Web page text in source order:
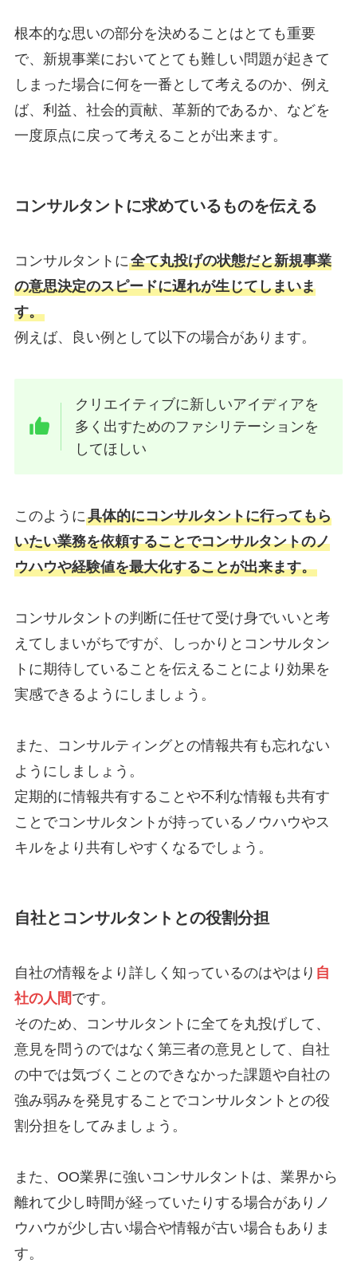
根本的な思いの部分を決めることはとても重要
で、新規事業においてとても難しい問題が起きて
しまった場合に何を一番として考えるのか、例え
ば、利益、社会的貢献、革新的であるか、などを
一度原点に戻って考えることが出来ます。
コンサルタントに求めているものを伝える
コンサルタントに全て丸投げの状態だと新規事業
の意思決定のスピードに遅れが生じてしまいま
す。
例えば、良い例として以下の場合があります。
クリエイティブに新しいアイディアを
多く出すためのファシリテーションを
してほしい
このように具体的にコンサルタントに行ってもら
いたい業務を依頼することでコンサルタントのノ
ウハウや経験値を最大化することが出来ます。
コンサルタントの判断に任せて受け身でいいと考
えてしまいがちですが、しっかりとコンサルタン
トに期待していることを伝えることにより効果を
実感できるようにしましょう。
また、コンサルティングとの情報共有も忘れない
ようにしましょう。
定期的に情報共有することや不利な情報も共有す
ことでコンサルタントが持っているノウハウやス
キルをより共有しやすくなるでしょう。
自社とコンサルタントとの役割分担
自社の情報をより詳しく知っているのはやはり 自
社の人間です。
そのため、コンサルタントに全てを丸投げして、
意見を問うのではなく第三者の意見として、自社
の中では気づくことのできなかった課題や自社の
強み弱みを発見することでコンサルタントとの役
割分担をしてみましょう。
また、OO業界に強いコンサルタントは、業界から
離れて少し時間が経っていたりする場合がありノ
ウハウが少し古い場合や情報が古い場合もありま
す。